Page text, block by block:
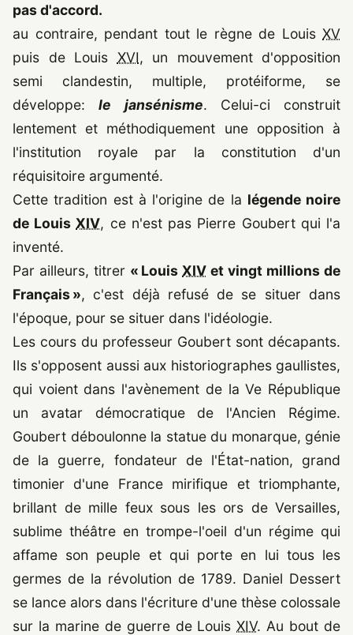
pas d'accord.
au contraire, pendant tout le règne de Louis XV
puis de Louis XVI, un mouvement d'opposition
semi clandestin, multiple, protéiforme, se
développe:le jansénisme. Celui-ci construit
lentement et méthodiquement une opposition à
l'institution royale par la constitution d'un
réquisitoire argumenté.
Cette tradition est à l'origine de la légende noire
de LouisXIV, ce n'est pas Pierre Goubert qui l'a
inventé.
Par ailleurs, titrer « Louis XIV et vingt millions de
Français », c'est déjà refusé de se situer dans
l'époque, pour se situer dans l'idéologie.
Les cours du professeur Goubert sont décapants.
Ils s'opposent aussi aux historiographes gaullistes,
qui voient dans l'avènement de la Ve République
un avatar démocratique de l'Ancien Régime.
Goubert déboulonne la statue du monarque, génie
de la guerre, fondateur de l'État-nation, grand
timonier d'une France mirifique et triomphante,
brillant de mille feux sous les ors de Versailles,
sublime théâtre en trompe-l'oeil d'un régime qui
affame son peuple et qui porte en lui tous les
germes de la révolution de 1789. Daniel Dessert
se lance alors dans l'écriture d'une thèse colossale
sur la marine de guerre de LouisXIV. Au bout de